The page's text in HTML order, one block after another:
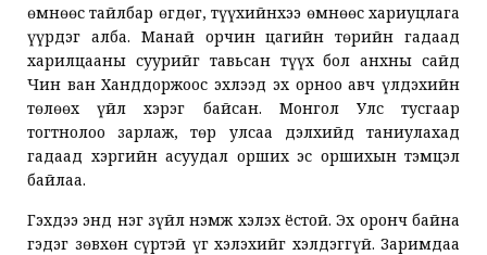
өмнөөс тайлбар өгдөг, түүхийнхээ өмнөөс хариуцлага
үүрдэг алба. Манай орчин цагийн төрийн гадаад
харилцааны суурийг тавьсан түүх бол анхны сайд
Чин ван Ханддоржоос эхлээд эх орноо авч үлдэхийн
төлөөх үйл хэрэг байсан. Монгол Улс тусгаар
тогтнолоо зарлаж, төр улсаа дэлхийд таниулахад
гадаад хэргийн асуудал орших эс оршихын тэмцэл
байлаа.
Гэхдээ энд нэг зүйл нэмж хэлэх ёстой. Эх оронч байна
гэдэг зөвхөн сүртэй үг хэлэхийг хэлдэггүй. Заримдаа